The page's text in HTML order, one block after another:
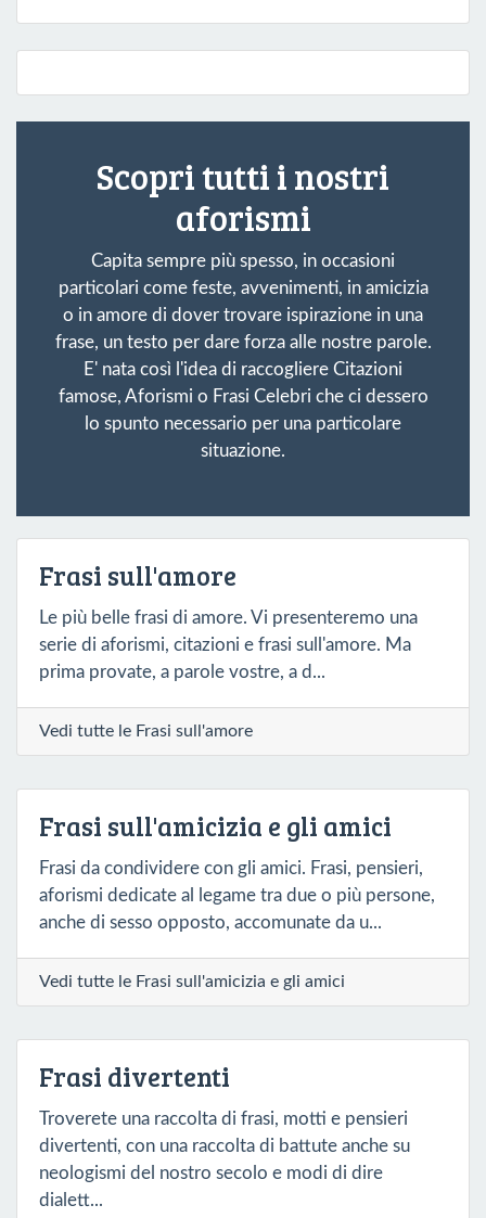
Scopri tutti i nostri
aforismi
Capita sempre più spesso, in occasioni
particolari come feste, avvenimenti, in amicizia
o in amore di dover trovare ispirazione in una
frase, un testo per dare forza alle nostre parole.
E' nata così l'idea di raccogliere Citazioni
famose, Aforismi o Frasi Celebri che ci dessero
lo spunto necessario per una particolare
situazione.
Frasi sull'amore
Le più belle frasi di amore. Vi presenteremo una
serie di aforismi, citazioni e frasi sull'amore. Ma
prima provate, a parole vostre, a d...
Vedi tutte le Frasi sull'amore
Frasi sull'amicizia e gli amici
Frasi da condividere con gli amici. Frasi, pensieri,
aforismi dedicate al legame tra due o più persone,
anche di sesso opposto, accomunate da u...
Vedi tutte le Frasi sull'amicizia e gli amici
Frasi divertenti
Troverete una raccolta di frasi, motti e pensieri
divertenti, con una raccolta di battute anche su
neologismi del nostro secolo e modi di dire
dialett...